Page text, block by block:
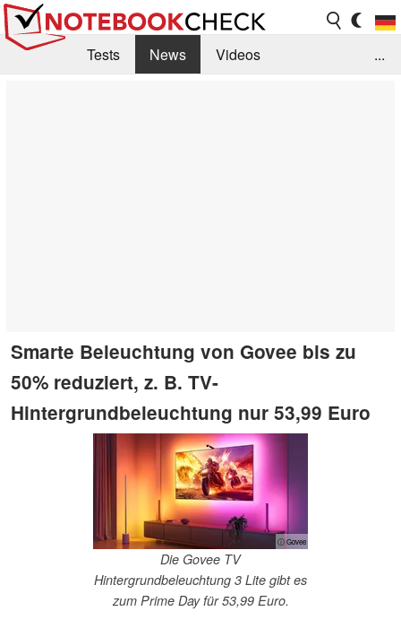
Tests News
Videos
...
Smarte Beleuchtung von Govee bis zu
50% reduziert, z. B. TV-
Hintergrundbeleuchtung nur 53,99 Euro
ⓘ Govee
Die Govee TV
Hintergrundbeleuchtung 3 Lite gibt es
zum Prime Day für 53,99 Euro.